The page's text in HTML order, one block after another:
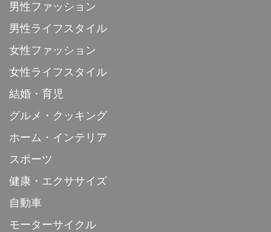
男性ファッション
男性ライフスタイル
女性ファッション
女性ライフスタイル
結婚・育児
グルメ・クッキング
ホーム・インテリア
スポーツ
健康・エクササイズ
自動車
モーターサイクル